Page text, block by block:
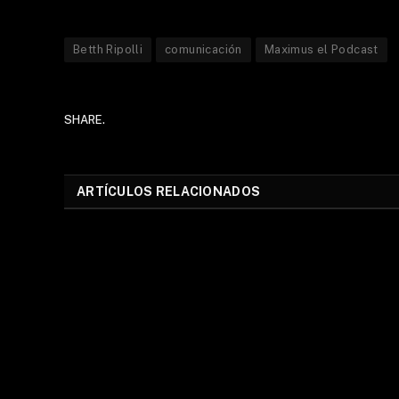
Betth Ripolli comunicación Maximus el Podcast
SHARE.
ARTÍCULOS RELACIONADOS